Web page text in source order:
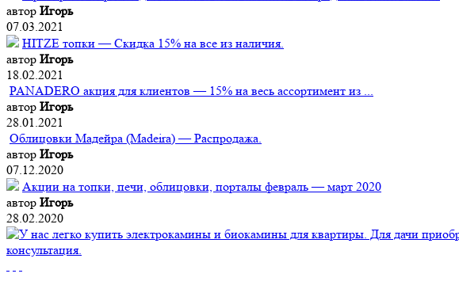
автор Игорь
07.03.2021
HITZE топки — Скидка 15% на все из наличия.
автор Игорь
18.02.2021
PANADERO акция для клиентов — 15% на весь ассортимент из ...
автор Игорь
28.01.2021
Облицовки Мадейра (Мadeira) — Распродажа.
автор Игорь
07.12.2020
Акции на топки, печи, облицовки, порталы февраль — март 2020
автор Игорь
28.02.2020